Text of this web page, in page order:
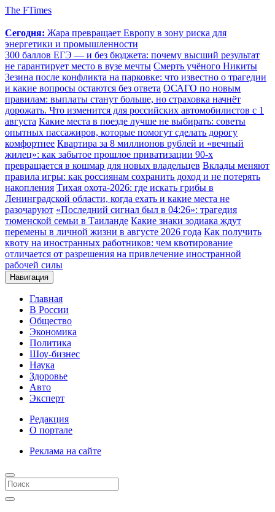
The FTimes
Сегодня: Жара превращает Европу в зону риска для
энергетики и промышленности
300 баллов ЕГЭ — и без бюджета: почему высший результат
не гарантирует место в вузе мечты Смерть учёного Никиты
Зезина после конфликта на парковке: что известно о трагедии
и какие вопросы остаются без ответа ОСАГО по новым
правилам: выплаты станут больше, но страховка начнёт
дорожать. Что изменится для российских автомобилистов с 1
августа Какие места в поезде лучше не выбирать: советы
опытных пассажиров, которые помогут сделать дорогу
комфортнее Квартира за 8 миллионов рублей и «вечный
жилец»: как забытое прошлое приватизации 90-х
превращается в кошмар для новых владельцев Вклады меняют
правила игры: как россиянам сохранить доход и не потерять
накопления Тихая охота-2026: где искать грибы в
Ленинградской области, когда ехать и какие места не
разочаруют «Последний сигнал был в 04:26»: трагедия
тюменской семьи в Таиланде Какие знаки зодиака ждут
перемены в личной жизни в августе 2026 года Как получить
квоту на иностранных работников: чем квотирование
отличается от разрешения на привлечение иностранной
рабочей силы
Навигация
Главная
В России
Общество
Экономика
Политика
Шоу-бизнес
Наука
Здоровье
Авто
Эксперт
Редакция
О портале
Реклама на сайте